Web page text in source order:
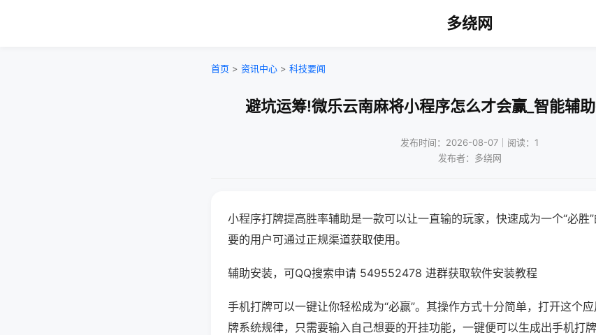
多绕网
首页 > 资讯中心 > 科技要闻
避坑运筹!微乐云南麻将小程序怎么才会赢_智能辅
发布时间：2026-08-07｜阅读：1
发布者：多绕网
小程序打牌提高胜率辅助是一款可以让一直输的玩家，快速成为一个“必胜
要的用户可通过正规渠道获取使用。
辅助安装，可QQ搜索申请 549552478 进群获取软件安装教程
手机打牌可以一键让你轻松成为“必赢”。其操作方式十分简单，打开这个
牌系统规律，只需要输入自己想要的开挂功能，一键便可以生成出手机打